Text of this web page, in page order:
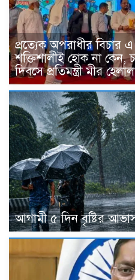
প্রত্যেক অপরাধীর বিচার
শক্তিশালীই হোক না কেন,
দিবসে প্রতিমন্ত্রী মীর হেলাল
আগামী ৫ দিন বৃষ্টির